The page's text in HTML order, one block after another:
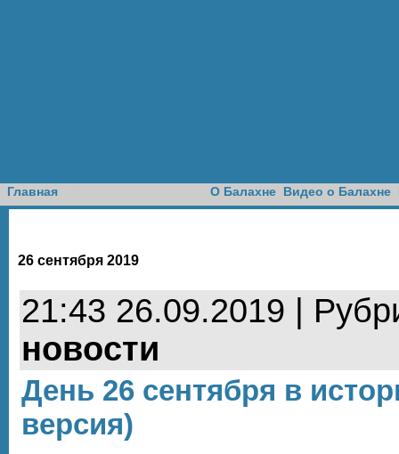
Главная О Балахне Видео о Балахне
26 сентября 2019
21:43 26.09.2019 |
новости
День 26 сентября в
версия)